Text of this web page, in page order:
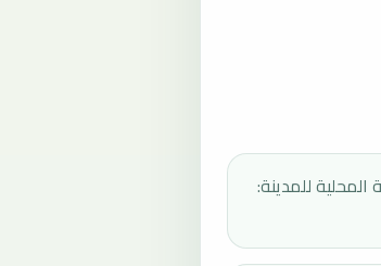
المحلية للمدينة: